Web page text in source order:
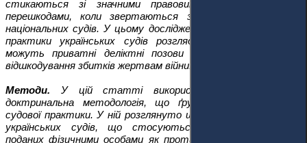
стикаються зі значними правовими та практичними
перешкодами, коли звертаються за відшкодуванням до
національних судів. У цьому дослідженні на прикладі судової
практики українських судів розглядається питання, чи
можуть приватні деліктні позови бути дієвим засобом
відшкодування збитків жертвам війни.
Методи.
У цій статті використовується сутнісна
доктринальна методологія, що ґрунтується на аналізі
судової практики. У ній розглянуто широкий спектр рішень
українських судів, що стосуються деліктних позовів,
поданих фізичними особами як проти Російської Федерації,